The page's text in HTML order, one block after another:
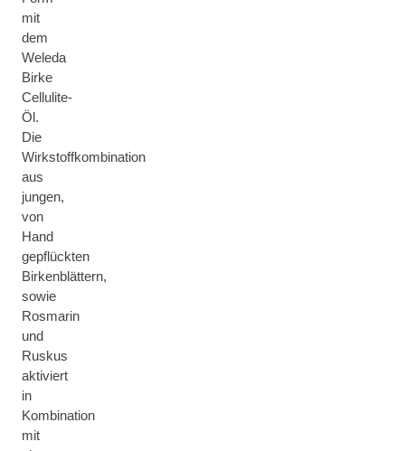
mit
dem
Weleda
Birke
Cellulite-
Öl.
Die
Wirkstoffkombination
aus
jungen,
von
Hand
gepflückten
Birkenblättern,
sowie
Rosmarin
und
Ruskus
aktiviert
in
Kombination
mit